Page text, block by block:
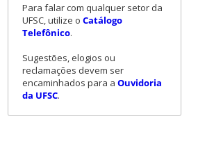
Para falar com qualquer setor da
UFSC, utilize o Catálogo
Telefônico.
Sugestões, elogios ou
reclamações devem ser
encaminhados para a Ouvidoria
da UFSC.